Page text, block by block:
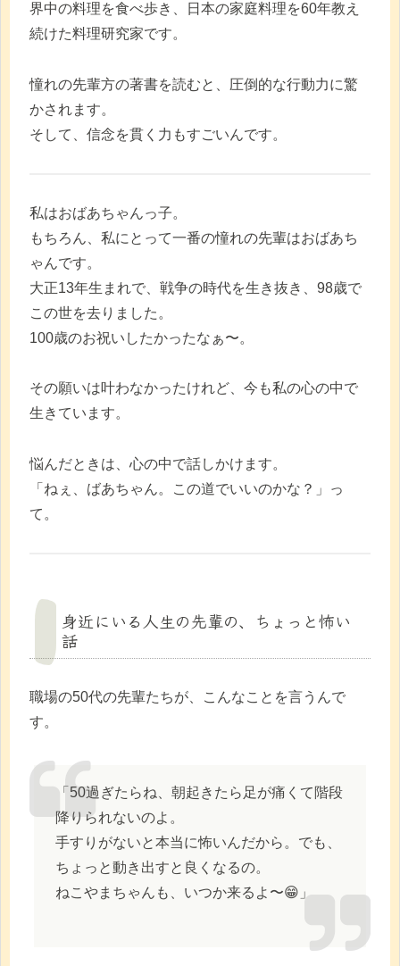
界中の料理を食べ歩き、日本の家庭料理を60年教え
続けた料理研究家です。
憧れの先輩方の著書を読むと、圧倒的な行動力に驚
かされます。
そして、信念を貫く力もすごいんです。
私はおばあちゃんっ子。
もちろん、私にとって一番の憧れの先輩はおばあち
ゃんです。
大正13年生まれで、戦争の時代を生き抜き、98歳で
この世を去りました。
100歳のお祝いしたかったなぁ〜。
その願いは叶わなかったけれど、今も私の心の中で
生きています。
悩んだときは、心の中で話しかけます。
「ねぇ、ばあちゃん。この道でいいのかな？」っ
て。
身近にいる人生の先輩の、ちょっと怖い
話
職場の50代の先輩たちが、こんなことを言うんで
す。
「50過ぎたらね、朝起きたら足が痛くて階段
降りられないのよ。
手すりがないと本当に怖いんだから。でも、
ちょっと動き出すと良くなるの。
ねこやまちゃんも、いつか来るよ〜😁」